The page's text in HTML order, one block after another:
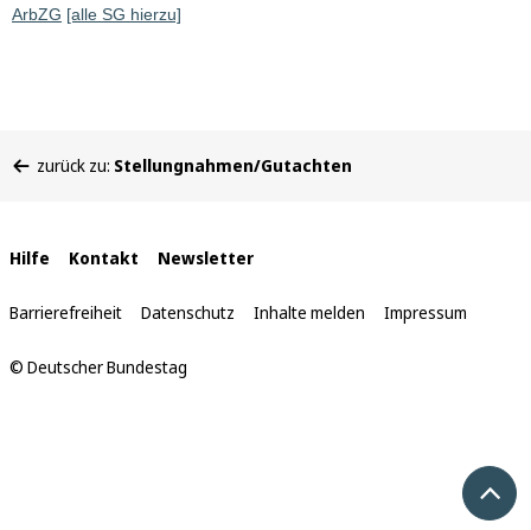
ArbZG [alle SG hierzu]
befinden
zurück zu: Stellungnahmen/Gutachten
Interne
Links
Hilfe Kontakt Newsletter
Barrierefreiheit Datenschutz Inhalte melden Impressum
© Deutscher Bundestag